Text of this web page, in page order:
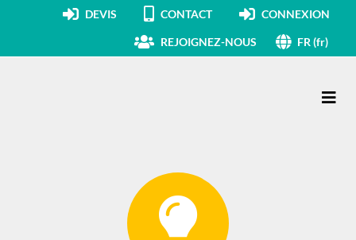
DEVIS CONTACT CONNEXION
REJOIGNEZ-NOUS FR (fr)